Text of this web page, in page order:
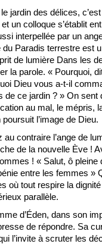
jardin des délices,
un colloque s’établit
interpellée par un
du Paradis terrestre est
de lumière Dans les
la parole. « Pourquoi,
Dieu vous a-t-il
de ce jardin ? » On sent
au mal, le mépris,
poursuit l’image de Dieu.
au contraire l’ange de
de la nouvelle Ève !
! « Salut, ô
entre les femmes »
où tout respire la
parallèle.
d’Éden, dans son
de répondre. Sa
l’invite à scruter les